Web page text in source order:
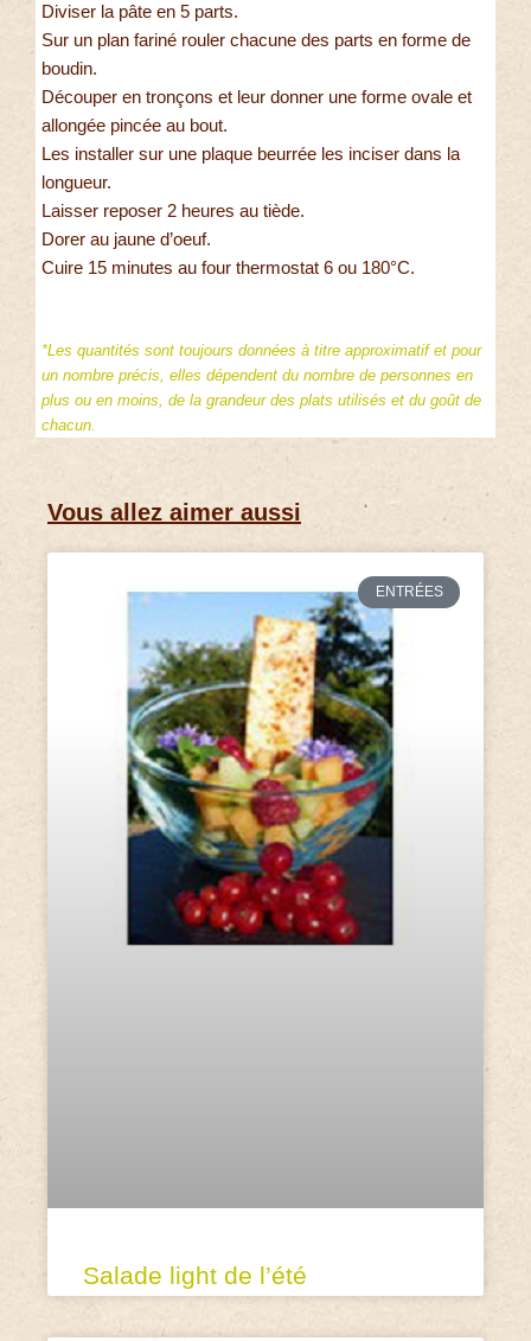
Diviser la pâte en 5 parts.
Sur un plan fariné rouler chacune des parts en forme de
boudin.
Découper en tronçons et leur donner une forme ovale et
allongée pincée au bout.
Les installer sur une plaque beurrée les inciser dans la
longueur.
Laisser reposer 2 heures au tiède.
Dorer au jaune d’oeuf.
Cuire 15 minutes au four thermostat 6 ou 180°C.
*Les quantités sont toujours données à titre approximatif et pour
un nombre précis, elles dépendent du nombre de personnes en
plus ou en moins, de la grandeur des plats utilisés et du goût de
chacun.
Vous allez aimer aussi
ENTRÉES
Salade light de l’été